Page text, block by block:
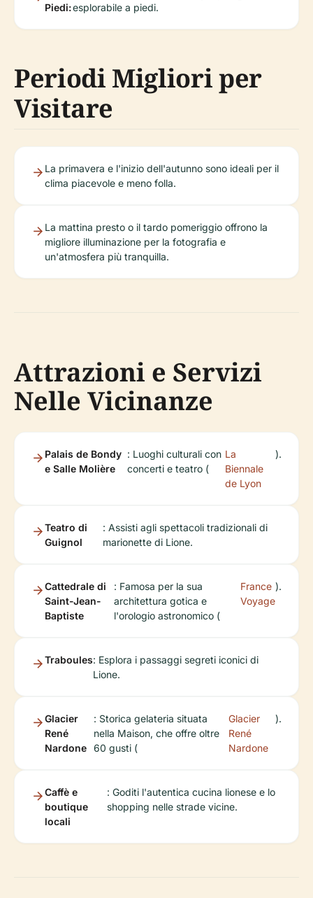
Piedi:esplorabile a piedi.
Periodi Migliori per
Visitare
La primavera e l'inizio dell'autunno sono ideali per il
clima piacevole e meno folla.
La mattina presto o il tardo pomeriggio offrono la
migliore illuminazione per la fotografia e
un'atmosfera più tranquilla.
Attrazioni e Servizi
Nelle Vicinanze
Palais de Bondy
e Salle Molière
: Luoghi culturali con
concerti e teatro (
La
Biennale
de Lyon
).
Teatro di
Guignol
: Assisti agli spettacoli tradizionali di
marionette di Lione.
Cattedrale di
Saint-Jean-
Baptiste
: Famosa per la sua
architettura gotica e
l'orologio astronomico (
France
Voyage
).
Traboules: Esplora i passaggi segreti iconici di
Lione.
Glacier
René
Nardone
: Storica gelateria situata
nella Maison, che offre oltre
60 gusti (
Glacier
René
Nardone
).
Caffè e
boutique
locali
: Goditi l'autentica cucina lionese e lo
shopping nelle strade vicine.